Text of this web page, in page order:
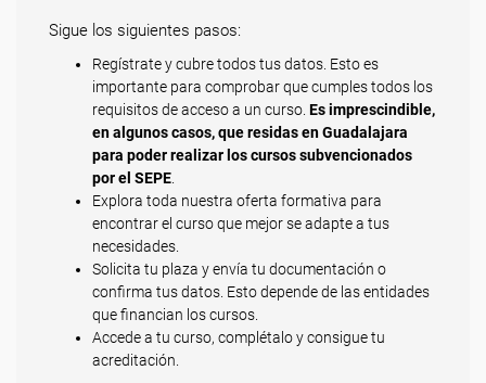
Sigue los siguientes pasos:
Regístrate y cubre todos tus datos. Esto es
importante para comprobar que cumples todos los
requisitos de acceso a un curso. Es imprescindible,
en algunos casos, que residas en Guadalajara
para poder realizar los cursos subvencionados
por el SEPE
Explora toda nuestra oferta formativa para
encontrar el curso que mejor se adapte a tus
necesidades.
Solicita tu plaza y envía tu documentación o
confirma tus datos. Esto depende de las entidades
que financian los cursos.
Accede a tu curso, complétalo y consigue tu
acreditación.